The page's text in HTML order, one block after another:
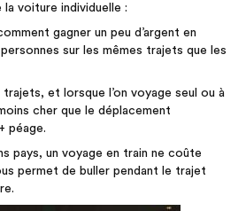
la voiture individuelle :
gagner un peu d’argent en
sur les mêmes trajets que les
trajets, et lorsque l’on voyage seul ou à
cher que le déplacement
péage.
pays, un voyage en train ne coûte
permet de buller pendant le trajet